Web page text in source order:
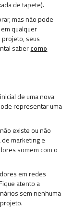
de tapete).
mas não pode
qualquer
seus
sabercomo
de uma nova
representar uma
existe ou não
marketing e
somem com o
em redes
atento a
sem nenhuma